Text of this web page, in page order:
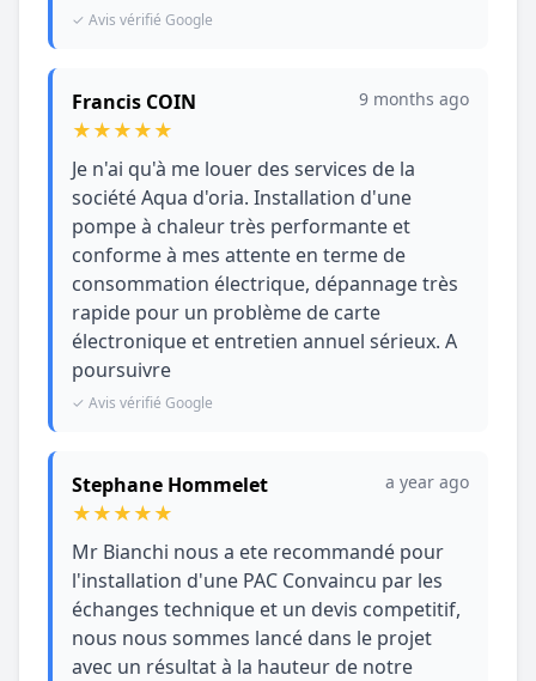
✓ Avis vérifié Google
Francis COIN
★★★★★
9 months ago
Je n'ai qu'à me louer des services de la
société Aqua d'oria. Installation d'une
pompe à chaleur très performante et
conforme à mes attente en terme de
consommation électrique, dépannage très
rapide pour un problème de carte
électronique et entretien annuel sérieux. A
poursuivre
✓ Avis vérifié Google
Stephane Hommelet
★★★★★
a year ago
Mr Bianchi nous a ete recommandé pour
l'installation d'une PAC Convaincu par les
échanges technique et un devis competitif,
nous nous sommes lancé dans le projet
avec un résultat à la hauteur de notre